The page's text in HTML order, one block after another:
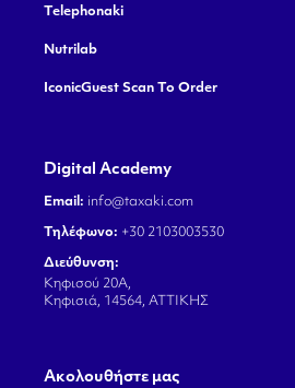
Telephonaki
Nutrilab
IconicGuest Scan To Order
Digital Academy
Email: info@taxaki.com
Τηλέφωνο: +30 2103003530
Διεύθυνση:
Κηφισού 20Α,
Κηφισιά, 14564, ΑΤΤΙΚΗΣ
Aκολουθήστε μας